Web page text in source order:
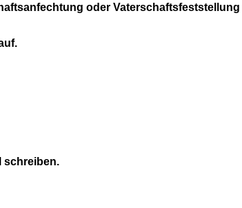
oder Vaterschaftsfeststellung
schreiben.